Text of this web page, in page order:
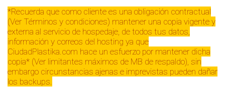
*Recuerda que como cliente es una obligación contractual
(Ver Términos y condiciones) mantener una copia vigente y
externa al servicio de hospedaje, de todos tus datos,
información y correos del hosting ya que
CiudadPlastika.com hace un esfuerzo por mantener dicha
copia* (Ver limitantes máximos de MB de respaldo), sin
embargo circunstancias ajenas e imprevistas pueden dañar
los backups.